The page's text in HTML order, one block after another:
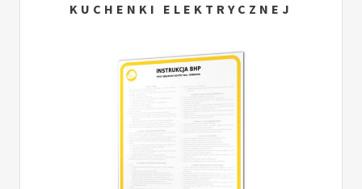
KUCHENKI ELEKTRYCZNEJ